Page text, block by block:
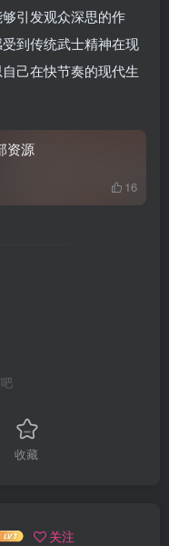
引发观众深思的作
到传统武士精神在现
己在快节奏的现代生
资源
16
收藏
关注